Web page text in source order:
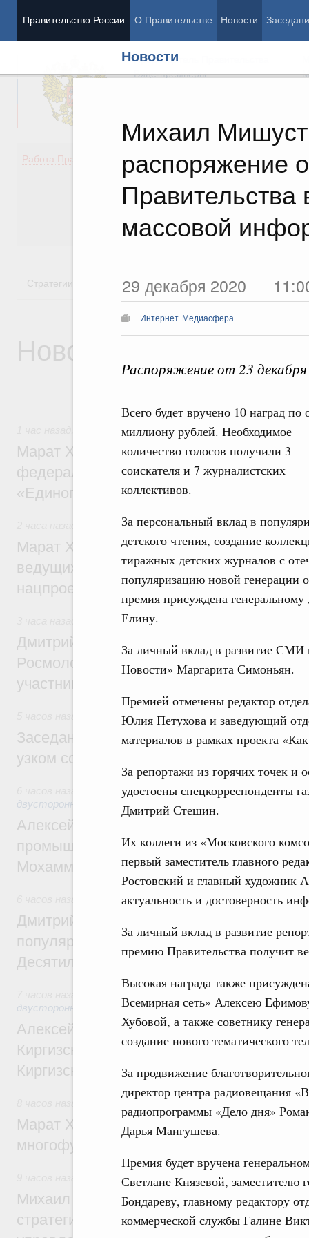
Правительство России О Правительстве Новости
Новости
Михаил
распоряжение
Правительства
массовой
29 декабря 2020
Интернет. Медиасфера
Распоряжение от 23
Всего будет вручено 10 наград по
миллиону рублей. Необходимое
количество голосов получили 3
соискателя и 7 журналистских
коллективов.
За персональный вклад в
детского чтения, создание
тиражных детских журналов с
популяризацию новой генерации
премия присуждена генеральному
Елину.
За личный вклад в развитие
Новости» Маргарита Симоньян.
Премией отмечены редактор
Юлия Петухова и заведующий
материалов в рамках проекта
За репортажи из горячих точек и
удостоены спецкорреспонденты
Дмитрий Стешин.
Их коллеги из «Московского
первый заместитель главного
Ростовский и главный художник
актуальность и достоверность
За личный вклад в развитие
премию Правительства получит
Высокая награда также
Всемирная сеть» Алексею
Хубовой, а также советнику
создание нового тематического
За продвижение
директор центра радиовещания
радиопрограммы «Дело дня»
Дарья Мангушева.
Премия будет вручена
Светлане Князевой, заместителю
Бондареву, главному редактору
коммерческой службы Галине
Председатель Правительства
Вице-премьеры
Работа Правительства
Демография
Здоровье
Культура
Общество
Государство
Стратегии Государственные программы
Новости
Регулирование в сфере строительства
Марат Хуснуллин: Более 130
федерального значения построено под
«Единого заказчика»
Национальный проект «Инфраструктура
Марат Хуснуллин: Порядка 200
ведущих к спортивным объектам,
нацпроекту «Инфраструктура для
Молодёжная политика
Дмитрий Чернышенко, Сергей Кравцов и
Росмолодёжи Григорий Гуров
участников проекта «Кольцо открытий»
Евразийский экономический союз.
Заседание Евразийского
узком составе
Экономические отношения с зарубежными
двусторонней основе
Алексей Оверчук провёл рабочую
промышленности, недропользования и
Мохаммадом Атабаком
Внутренний и въездной туризм
Дмитрий Чернышенко: Порядка 110
популярного туризма в 35 регионах
Десятилетия науки и технологий
двусторонней основе
Алексей Оверчук принял участие в
Киргизского экономического форума и
Киргизской межрегиональной
Дорожное хозяйство
Марат Хуснуллин: На двух скоростных
многофункциональные зоны дорожного
Технологическое развитие. Инновации
Михаил Мишустин дал поручения по
стратегической сессии о